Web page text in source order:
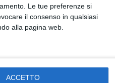
Le tue preferenze si
il consenso in qualsiasi
alla pagina web.
ACCETTO